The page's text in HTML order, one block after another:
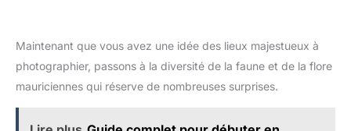
Maintenant que vous avez une idée des lieux majestueux à
photographier, passons à la diversité de la faune et de la flore
mauriciennes qui réserve de nombreuses surprises.